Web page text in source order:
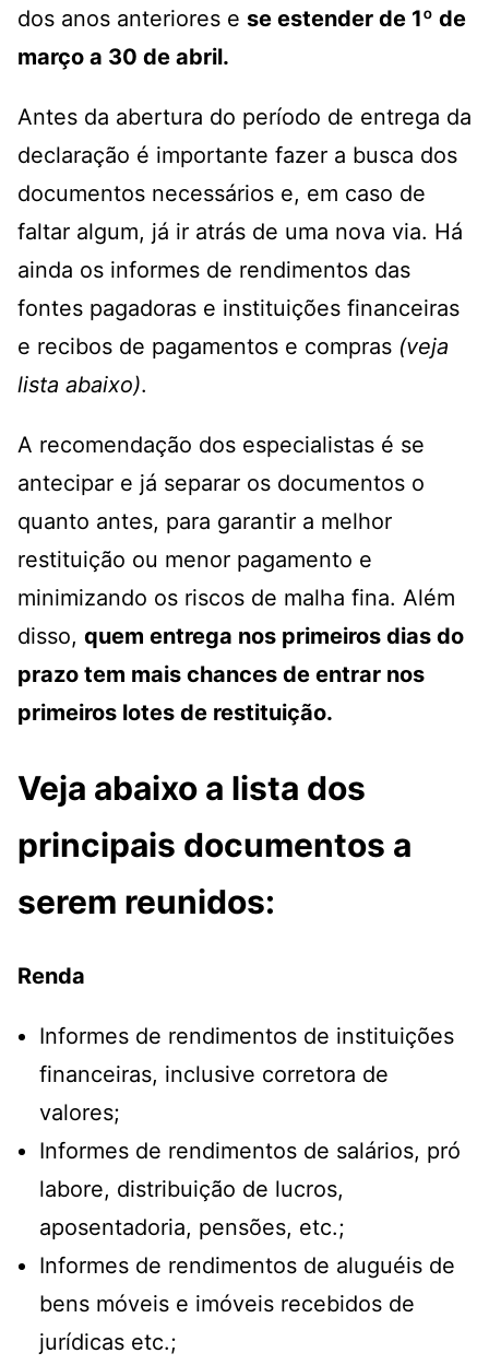
dos anos anteriores e se estender de 1º de
março a 30 de abril.
Antes da abertura do período de entrega da
declaração é importante fazer a busca dos
documentos necessários e, em caso de
faltar algum, já ir atrás de uma nova via. Há
ainda os informes de rendimentos das
fontes pagadoras e instituições financeiras
e recibos de pagamentos e compras (veja
lista abaixo).
A recomendação dos especialistas é se
antecipar e já separar os documentos o
quanto antes, para garantir a melhor
restituição ou menor pagamento e
minimizando os riscos de malha fina. Além
disso, quem entrega nos primeiros dias do
prazo tem mais chances de entrar nos
primeiros lotes de restituição.
Veja abaixo a lista dos
principais documentos a
serem reunidos:
Renda
Informes de rendimentos de instituições
financeiras, inclusive corretora de
valores;
Informes de rendimentos de salários, pró
labore, distribuição de lucros,
aposentadoria, pensões, etc.;
Informes de rendimentos de aluguéis de
bens móveis e imóveis recebidos de
jurídicas etc.;